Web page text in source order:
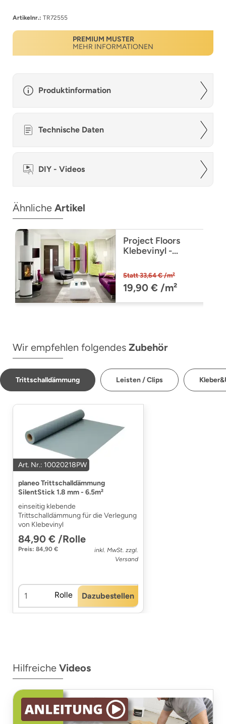
Artikelnr.: TR72555
PREMIUM MUSTER
MEHR INFORMATIONEN
Produktinformation
Technische Daten
DIY - Videos
Ähnliche Artikel
Project Floors
Klebevinyl -
stone TR 725/30
(TR72530)
Statt 33,64 € /m²
19,90 € /m²
Wir empfehlen folgendes Zubehör
Trittschalldämmung Leisten / Clips
Art. Nr.: 10020218PW
planeo Trittschalldämmung
SilentStick 1.8 mm - 6.5m²
einseitig klebende
Trittschalldämmung für die Verlegung
von Klebevinyl
84,90 € /Rolle
Preis: 84,90 €
inkl. MwSt. zzgl.
Versand
Rolle Dazubestellen
Hilfreiche Videos